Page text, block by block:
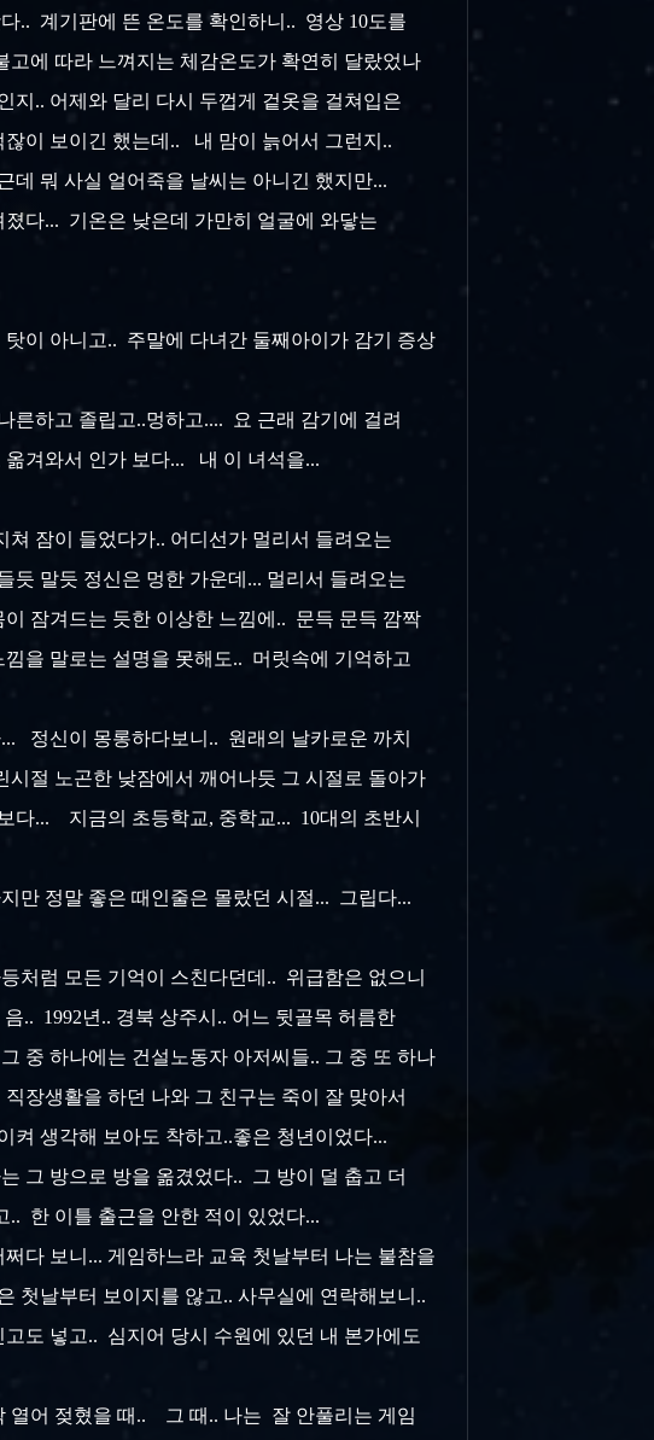
.. 계기판에 뜬 온도를 확인하니.. 영상 10도를
에 따라 느껴지는 체감온도가 확연히 달랐었나
.. 어제와 달리 다시 두껍게 겉옷을 걸쳐입은
이 보이긴 했는데.. 내 맘이 늙어서 그런지..
뭐 사실 얼어죽을 날씨는 아니긴 했지만...
다... 기온은 낮은데 가만히 얼굴에 와닿는
이 아니고.. 주말에 다녀간 둘째아이가 감기 증상
하고 졸립고..멍하고.... 요 근래 감기에 걸려
겨와서 인가 보다... 내 이 녀석을...
잠이 들었다가.. 어디선가 멀리서 들려오는
말듯 정신은 멍한 가운데... 멀리서 들려오는
잠겨드는 듯한 이상한 느낌에.. 문득 문득 깜짝
을 말로는 설명을 못해도.. 머릿속에 기억하고
정신이 몽롱하다보니.. 원래의 날카로운 까치
절 노곤한 낮잠에서 깨어나듯 그 시절로 돌아가
다... 지금의 초등학교, 중학교... 10대의 초반시
만 정말 좋은 때인줄은 몰랐던 시절... 그립다...
처럼 모든 기억이 스친다던데.. 위급함은 없으니
.. 1992년.. 경북 상주시.. 어느 뒷골목 허름한
중 하나에는 건설노동자 아저씨들.. 그 중 또 하나
장생활을 하던 나와 그 친구는 죽이 잘 맞아서
생각해 보아도 착하고..좋은 청년이었다...
그 방으로 방을 옮겼었다.. 그 방이 덜 춥고 더
한 이틀 출근을 안한 적이 있었다...
다 보니... 게임하느라 교육 첫날부터 나는 불참을
첫날부터 보이지를 않고.. 사무실에 연락해보니..
도 넣고.. 심지어 당시 수원에 있던 내 본가에도
열어 젖혔을 때.. 그 때.. 나는 잘 안풀리는 게임